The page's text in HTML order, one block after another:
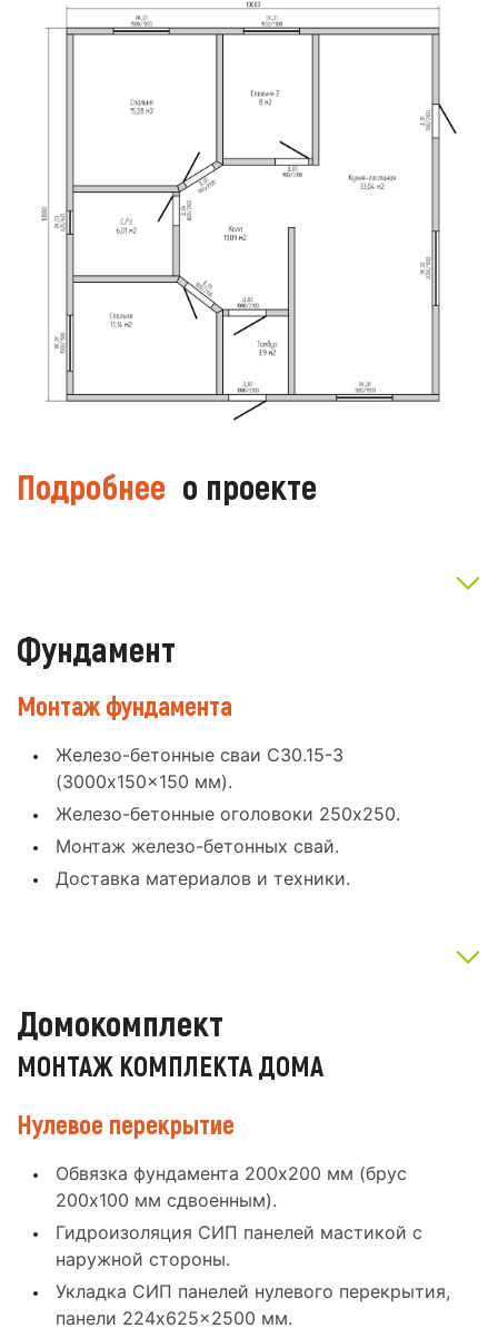
Подробнее о проекте
Фундамент
Монтаж фундамента
Железо-бетонные сваи С30.15-3
(3000x150x150 мм).
Железо-бетонные оголовоки 250x250.
Монтаж железо-бетонных свай.
Доставка материалов и техники.
Домокомплект
МОНТАЖ КОМПЛЕКТА ДОМА
Нулевое перекрытие
Обвязка фундамента 200x200 мм (брус
200x100 мм сдвоенным).
Гидроизоляция СИП панелей мастикой с
наружной стороны.
Укладка СИП панелей нулевого перекрытия,
панели 224x625x2500 мм.